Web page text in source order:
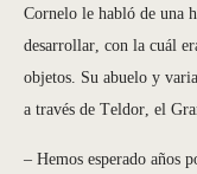
Cornelo le habló de una
desarrollar, con la cuál
objetos. Su abuelo y
a través de Teldor, el
– Hemos esperado años